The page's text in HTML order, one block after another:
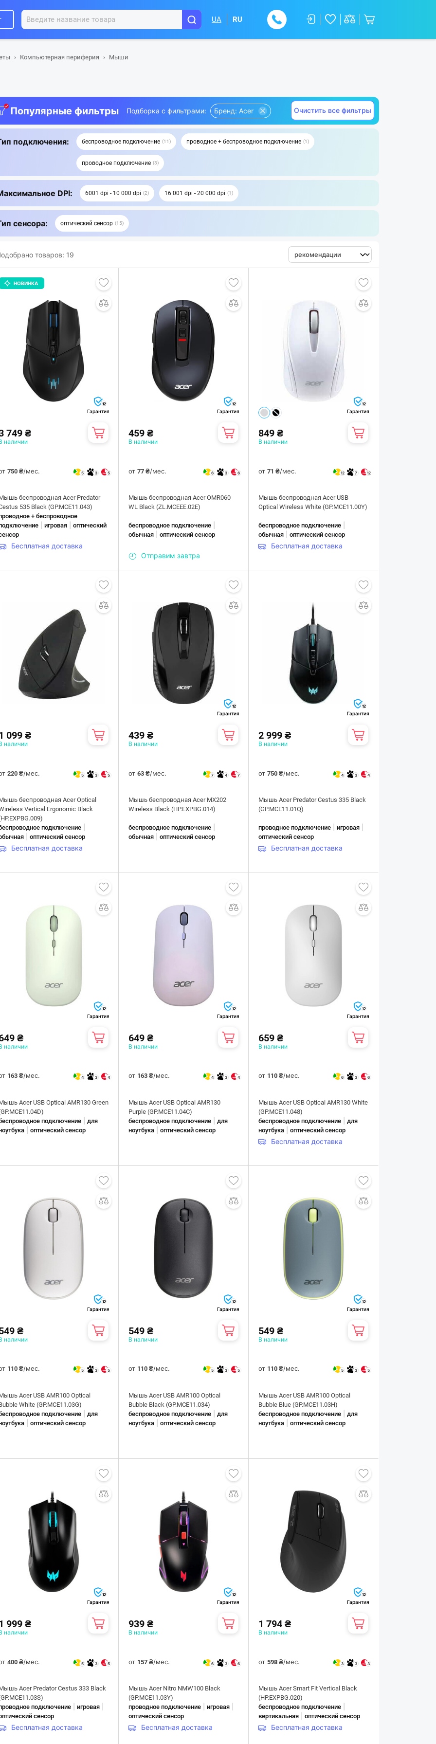
UA RU
Компьютерная периферия Мыши
Популярные фильтры Подборка с фильтрами: Бренд: Acer Очистить все фильтры
подключения: беспроводное подключение 11 проводное + беспроводное подключение 1
проводное подключение 3
DPI: 6001 dpi - 10 000 dpi 2 16 001 dpi - 20 000 dpi 1
сенсора: оптический сенсор 15
товаров: 19
НОВИНКА
12
Гарантия
749 ₴
наличии
750 ₴/мес. 5 3 5
беспроводная Acer Predator
535 Black (GP.MCE11.043)
+ беспроводное
игровая
оптический
Бесплатная доставка
12
Гарантия
459 ₴
В наличии
от77 ₴/мес. 6 3 6
Мышь беспроводная Acer OMR060
WL Black (ZL.MCEEE.02E)
беспроводное подключение
обычная |оптический сенсор
Отправим завтра
12
Гарантия
849 ₴
В наличии
от71 ₴/мес. 12 7 12
Мышь беспроводная Acer USB
Optical Wireless White (GP.MCE11.00Y)
беспроводное подключение
обычная |оптический сенсор
Бесплатная доставка
099 ₴
наличии
220 ₴/мес. 5 3 5
беспроводная Acer Optical
Vertical Ergonomic Black
подключение
оптический сенсор
Бесплатная доставка
12
Гарантия
439 ₴
В наличии
от63 ₴/мес. 7 4 7
Мышь беспроводная Acer MX202
Wireless Black (HP.EXPBG.014)
беспроводное подключение
обычная |оптический сенсор
12
Гарантия
2 999 ₴
В наличии
от750 ₴/мес. 4 3 4
Мышь Acer Predator Cestus 335 Black
(GP.MCE11.01Q)
проводное подключение |игровая
оптический сенсор
Бесплатная доставка
12
Гарантия
₴
наличии
163 ₴/мес. 4 3 4
Acer USB Optical AMR130 Green
подключение
для
оптический сенсор
12
Гарантия
649 ₴
В наличии
от 163 ₴/мес. 4 3 4
Мышь Acer USB Optical AMR130
Purple (GP.MCE11.04C)
беспроводное подключение |для
ноутбука |оптический сенсор
12
Гарантия
659 ₴
В наличии
от 110 ₴/мес. 6 3 6
Мышь Acer USB Optical AMR130 White
(GP.MCE11.048)
беспроводное подключение |для
ноутбука |оптический сенсор
Бесплатная доставка
12
Гарантия
₴
наличии
110 ₴/мес. 5 3 5
Acer USB AMR100 Optical
White (GP.MCE11.03G)
подключение
для
оптический сенсор
12
Гарантия
549 ₴
В наличии
от 110 ₴/мес. 5 3 5
Мышь Acer USB AMR100 Optical
Bubble Black (GP.MCE11.034)
беспроводное подключение |для
ноутбука |оптический сенсор
12
Гарантия
549 ₴
В наличии
от 110 ₴/мес. 5 3 5
Мышь Acer USB AMR100 Optical
Bubble Blue (GP.MCE11.03H)
беспроводное подключение |для
ноутбука |оптический сенсор
12
Гарантия
999 ₴
наличии
400 ₴/мес. 5 3 5
Acer Predator Cestus 333 Black
подключение
игровая
сенсор
Бесплатная доставка
12
Гарантия
939 ₴
В наличии
от 157 ₴/мес. 6 3 6
Мышь Acer Nitro NMW100 Black
(GP.MCE11.03Y)
проводное подключение |игровая
оптический сенсор
Бесплатная доставка
12
Гарантия
1 794 ₴
В наличии
от598 ₴/мес. 3 3 3
Мышь Acer Smart Fit Vertical Black
(HP.EXPBG.020)
беспроводное подключение
вертикальная |оптический сенсор
Бесплатная доставка